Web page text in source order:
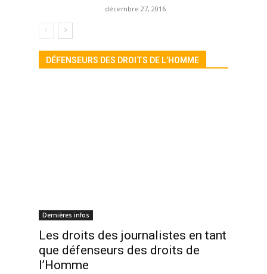
décembre 27, 2016
DÉFENSEURS DES DROITS DE L’HOMME
Dernières infos
Les droits des journalistes en tant
que défenseurs des droits de
l’Homme